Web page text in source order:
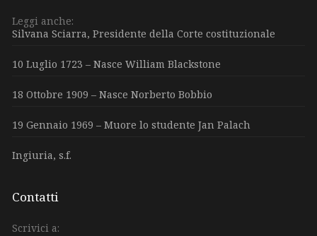
Leggi anche:
Silvana Sciarra, Presidente della Corte costituzionale
10 Luglio 1723 – Nasce William Blackstone
18 Ottobre 1909 – Nasce Norberto Bobbio
19 Gennaio 1969 – Muore lo studente Jan Palach
Ingiuria, s.f.
Contatti
Scrivici a: